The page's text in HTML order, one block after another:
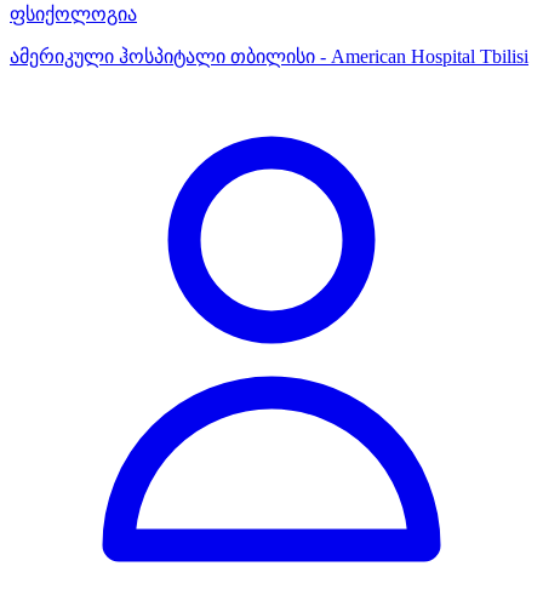
ფსიქოლოგია
ამერიკული ჰოსპიტალი თბილისი - American Hospital Tbilisi